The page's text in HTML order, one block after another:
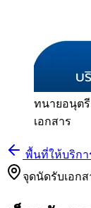
ทนายอนุตรี
เอกสาร
พื้นที่ให้บริก
จุดนัดรับเอก